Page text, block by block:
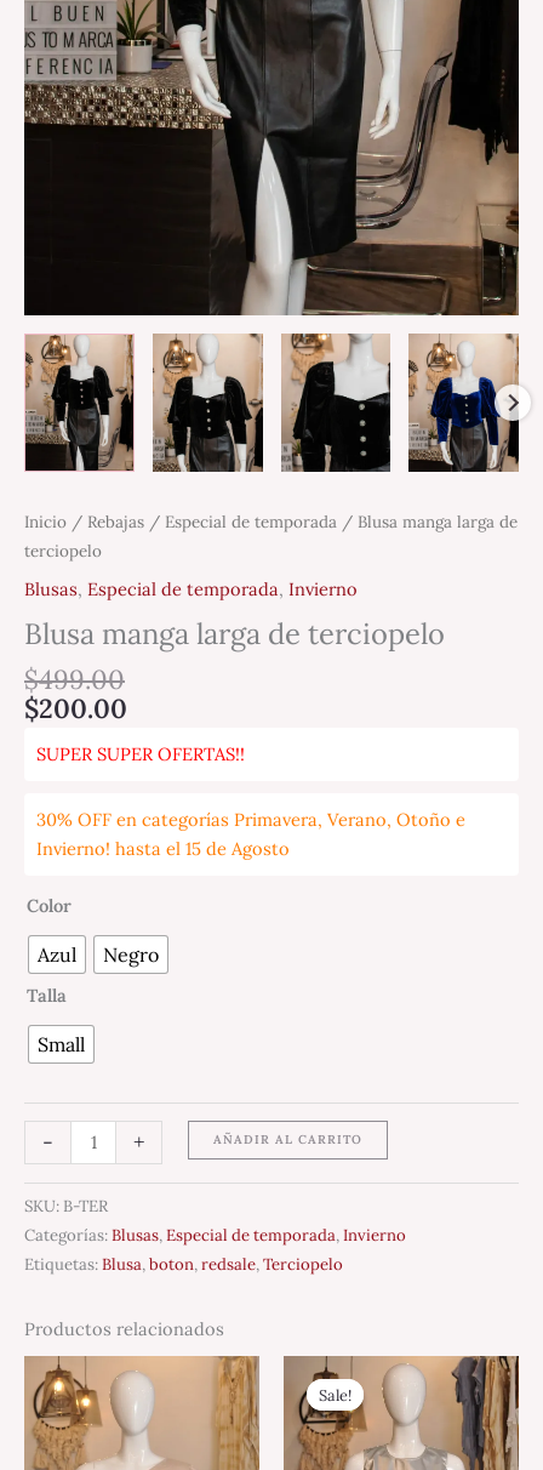
Inicio / Rebajas / Especial de temporada / Blusa manga larga de
terciopelo
Blusas, Especial de temporada, Invierno
Blusa manga larga de terciopelo
$499.00
$200.00
SUPER SUPER OFERTAS!!
30% OFF en categorías Primavera, Verano, Otoño e
Invierno! hasta el 15 de Agosto
Color
Azul Negro
Talla
Small
- + AÑADIR AL CARRITO
SKU: B-TER
Categorías:Blusas,Especial de temporada,Invierno
Etiquetas:Blusa,boton,redsale,Terciopelo
Productos relacionados
Sale!
Sale!
Original
price
was:
$1,150.00.
Current
price
$100.00.